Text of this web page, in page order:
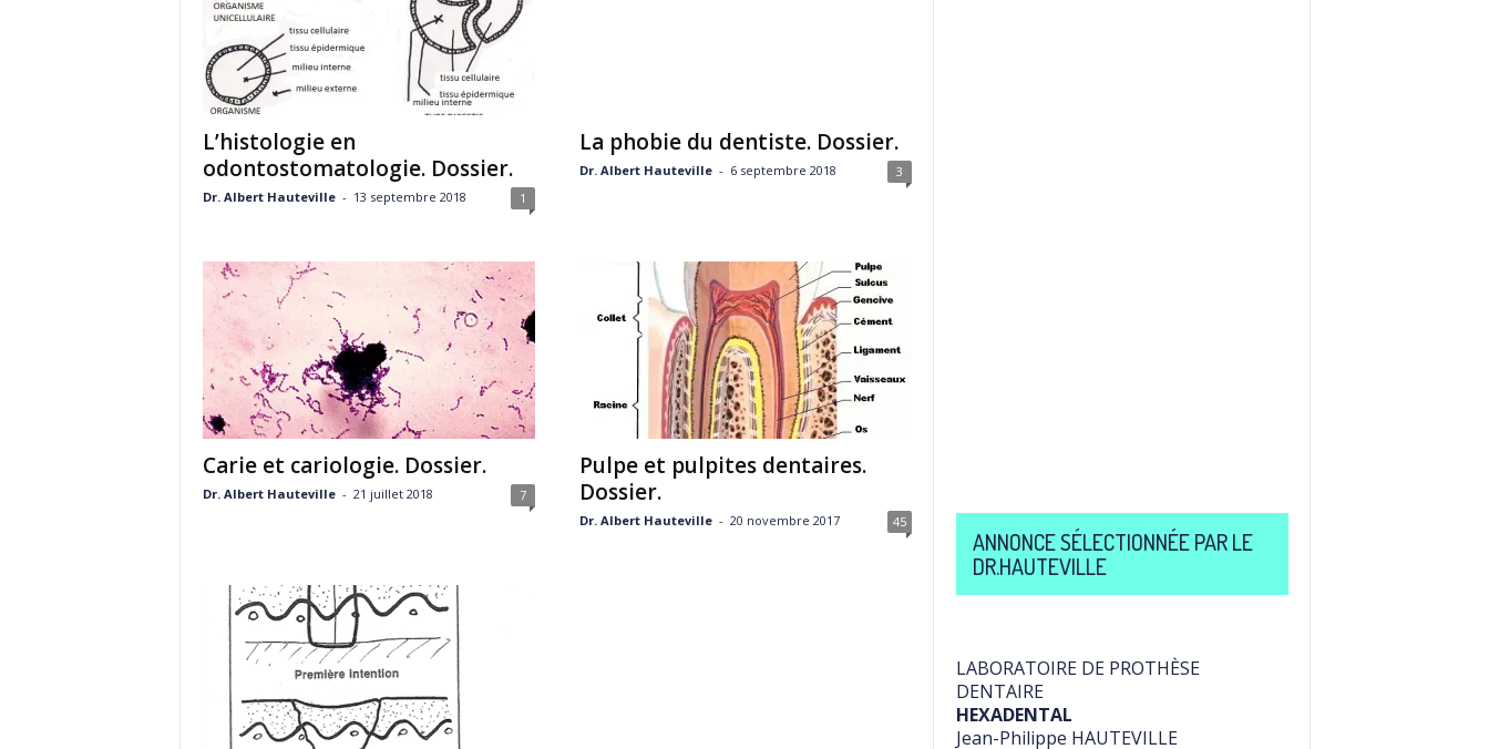
L’histologie en
odontostomatologie. Dossier.
Dr. Albert Hauteville - 13 septembre 2018 1
La phobie du dentiste. Dossier.
Dr. Albert Hauteville - 6 septembre 2018 3
Carie et cariologie. Dossier.
Dr. Albert Hauteville - 21 juillet 2018 7
Pulpe et pulpites dentaires.
Dossier.
Dr. Albert Hauteville - 20 novembre 2017 45
ANNONCE SÉLECTIONNÉE PAR LE
DR.HAUTEVILLE
LABORATOIRE DE PROTHÈSE
DENTAIRE
HEXADENTAL
Jean-Philippe HAUTEVILLE